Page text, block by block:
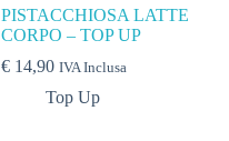
PISTACCHIOSA LATTE
CORPO – TOP UP
€ 14,90 IVA Inclusa
Top Up